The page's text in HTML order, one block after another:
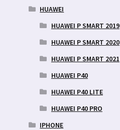
HUAWEI
HUAWEI P SMART 2019
HUAWEI P SMART 2020
HUAWEI P SMART 2021
HUAWEI P40
HUAWEI P40 LITE
HUAWEI P40 PRO
IPHONE